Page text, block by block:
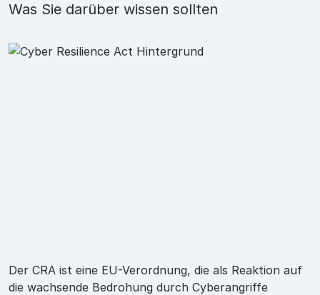
Was Sie darüber wissen sollten
Der CRA ist eine EU-Verordnung, die als Reaktion auf
die wachsende Bedrohung durch Cyberangriffe